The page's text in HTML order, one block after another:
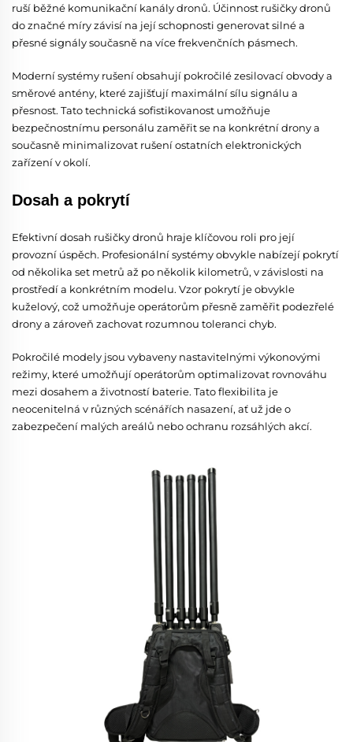
ruší běžné komunikační kanály dronů. Účinnost rušičky dronů
do značné míry závisí na její schopnosti generovat silné a
přesné signály současně na více frekvenčních pásmech.
Moderní systémy rušení obsahují pokročilé zesilovací obvody a
směrové antény, které zajišťují maximální sílu signálu a
přesnost. Tato technická sofistikovanost umožňuje
bezpečnostnímu personálu zaměřit se na konkrétní drony a
současně minimalizovat rušení ostatních elektronických
zařízení v okolí.
Dosah a pokrytí
Efektivní dosah rušičky dronů hraje klíčovou roli pro její
provozní úspěch. Profesionální systémy obvykle nabízejí pokrytí
od několika set metrů až po několik kilometrů, v závislosti na
prostředí a konkrétním modelu. Vzor pokrytí je obvykle
kuželový, což umožňuje operátorům přesně zaměřit podezřelé
drony a zároveň zachovat rozumnou toleranci chyb.
Pokročilé modely jsou vybaveny nastavitelnými výkonovými
režimy, které umožňují operátorům optimalizovat rovnováhu
mezi dosahem a životností baterie. Tato flexibilita je
neocenitelná v různých scénářích nasazení, ať už jde o
zabezpečení malých areálů nebo ochranu rozsáhlých akcí.